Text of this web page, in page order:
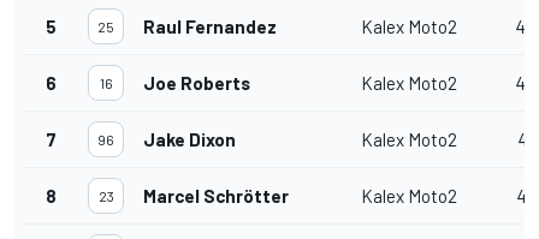
5 25 Raul Fernandez Kalex Moto2
6 16 Joe Roberts Kalex Moto2
7 96 Jake Dixon Kalex Moto2
8 23 Marcel Schrötter Kalex Moto2